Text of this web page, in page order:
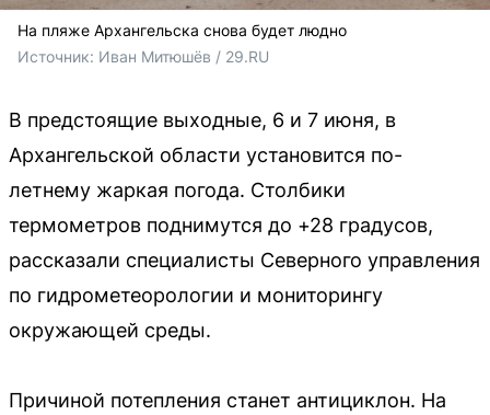
На пляже Архангельска снова будет людно
Источник: Иван Митюшёв / 29.RU
В предстоящие выходные, 6 и 7 июня, в
Архангельской области установится по-
летнему жаркая погода. Столбики
термометров поднимутся до +28 градусов,
рассказали специалисты Северного управления
по гидрометеорологии и мониторингу
окружающей среды.
Причиной потепления станет антициклон. На